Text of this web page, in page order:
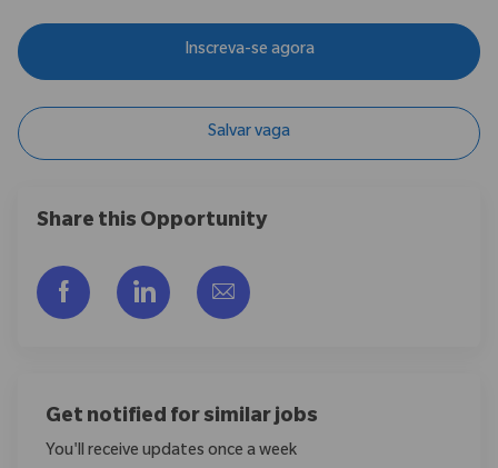
Inscreva-se agora
Salvar vaga
Share this Opportunity
Compartilhar via Facebook
Compartilhar via LinkedIn
Compartilhar por e-mail
Get notified for similar jobs
You'll receive updates once a week